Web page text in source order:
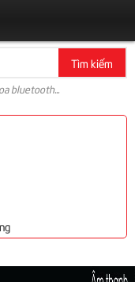
Tìm kiếm
bluetooth...